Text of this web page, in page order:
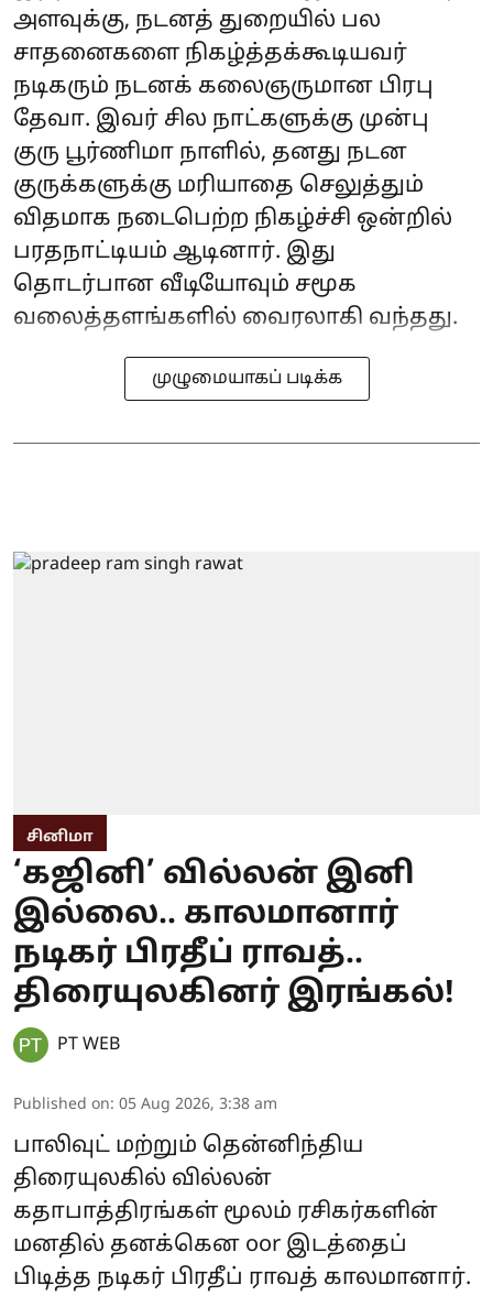
அளவுக்கு, நடனத் துறையில் பல
சாதனைகளை நிகழ்த்தக்கூடியவர்
நடிகரும் நடனக் கலைஞருமான பிரபு
தேவா. இவர் சில நாட்களுக்கு முன்பு
குரு பூர்ணிமா நாளில், தனது நடன
குருக்களுக்கு மரியாதை செலுத்தும்
விதமாக நடைபெற்ற நிகழ்ச்சி ஒன்றில்
பரதநாட்டியம் ஆடினார். இது
தொடர்பான வீடியோவும் சமூக
வலைத்தளங்களில் வைரலாகி வந்தது.
முழுமையாகப் படிக்க
சினிமா
‘கஜினி’ வில்லன் இனி
இல்லை.. காலமானார்
நடிகர் பிரதீப் ராவத்..
திரையுலகினர் இரங்கல்!
PT WEB
Published on: 05 Aug 2026, 3:38 am
பாலிவுட் மற்றும் தென்னிந்திய
திரையுலகில் வில்லன்
கதாபாத்திரங்கள் மூலம் ரசிகர்களின்
மனதில் தனக்கென oor இடத்தைப்
பிடித்த நடிகர் பிரதீப் ராவத் காலமானார்.